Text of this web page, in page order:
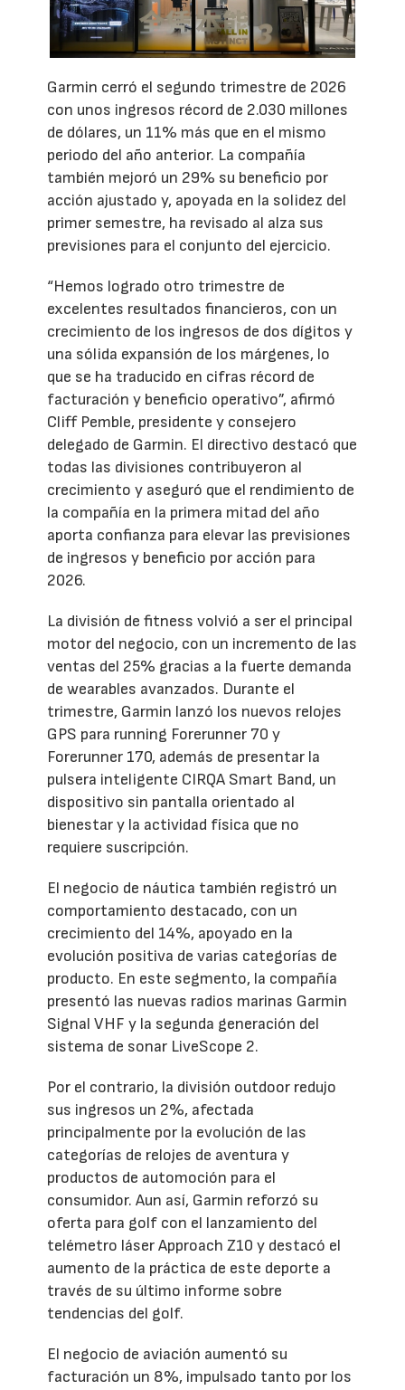
Garmin cerró el segundo trimestre de 2026
con unos ingresos récord de 2.030 millones
de dólares, un 11% más que en el mismo
periodo del año anterior. La compañía
también mejoró un 29% su beneficio por
acción ajustado y, apoyada en la solidez del
primer semestre, ha revisado al alza sus
previsiones para el conjunto del ejercicio.
“Hemos logrado otro trimestre de
excelentes resultados financieros, con un
crecimiento de los ingresos de dos dígitos y
una sólida expansión de los márgenes, lo
que se ha traducido en cifras récord de
facturación y beneficio operativo”, afirmó
Cliff Pemble, presidente y consejero
delegado de Garmin. El directivo destacó que
todas las divisiones contribuyeron al
crecimiento y aseguró que el rendimiento de
la compañía en la primera mitad del año
aporta confianza para elevar las previsiones
de ingresos y beneficio por acción para
2026.
La división de fitness volvió a ser el principal
motor del negocio, con un incremento de las
ventas del 25% gracias a la fuerte demanda
de wearables avanzados. Durante el
trimestre, Garmin lanzó los nuevos relojes
GPS para running Forerunner 70 y
Forerunner 170, además de presentar la
pulsera inteligente CIRQA Smart Band, un
dispositivo sin pantalla orientado al
bienestar y la actividad física que no
requiere suscripción.
El negocio de náutica también registró un
comportamiento destacado, con un
crecimiento del 14%, apoyado en la
evolución positiva de varias categorías de
producto. En este segmento, la compañía
presentó las nuevas radios marinas Garmin
Signal VHF y la segunda generación del
sistema de sonar LiveScope 2.
Por el contrario, la división outdoor redujo
sus ingresos un 2%, afectada
principalmente por la evolución de las
categorías de relojes de aventura y
productos de automoción para el
consumidor. Aun así, Garmin reforzó su
oferta para golf con el lanzamiento del
telémetro láser Approach Z10 y destacó el
aumento de la práctica de este deporte a
través de su último informe sobre
tendencias del golf.
El negocio de aviación aumentó su
facturación un 8%, impulsado tanto por los